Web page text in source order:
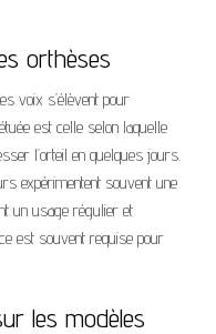
orthèses
voix s’élèvent pour
est celle selon laquelle
l’orteil en quelques jours.
expérimentent souvent une
un usage régulier et
est souvent requise pour
les modèles